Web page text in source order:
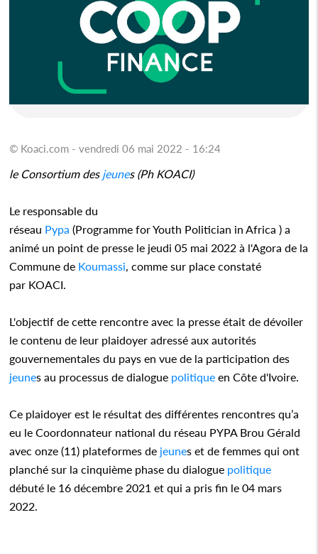
© Koaci.com - vendredi 06 mai 2022 - 16:24
le Consortium des jeunes (Ph KOACI)
Le responsable du
réseau Pypa (Programme for Youth Politician in Africa ) a
animé un point de presse le jeudi 05 mai 2022 à l'Agora de la
Commune de Koumassi , comme sur place constaté
par KOACI.
L'objectif de cette rencontre avec la presse était de dévoiler
le contenu de leur plaidoyer adressé aux autorités
gouvernementales du pays en vue de la participation des
jeunes au processus de dialogue politique en Côte d'Ivoire.
Ce plaidoyer est le résultat des différentes rencontres qu’a
eu le Coordonnateur national du réseau PYPA Brou Gérald
avec onze (11) plateformes de jeunes et de femmes qui ont
planché sur la cinquième phase du dialogue politique
débuté le 16 décembre 2021 et qui a pris fin le 04 mars
2022.